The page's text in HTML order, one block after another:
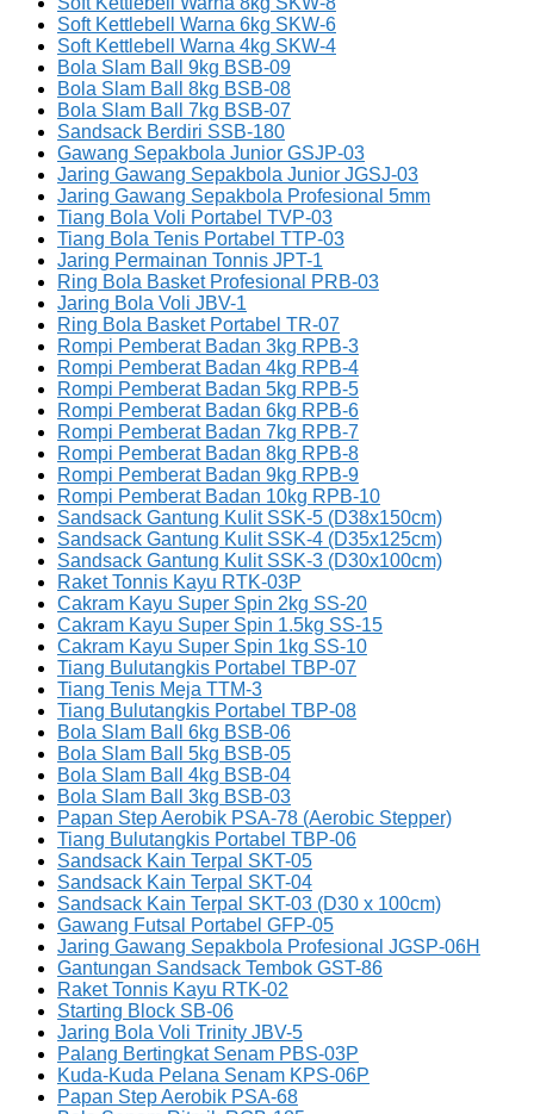
Soft Kettlebell Warna 6kg SKW-6
Soft Kettlebell Warna 4kg SKW-4
Bola Slam Ball 9kg BSB-09
Bola Slam Ball 8kg BSB-08
Bola Slam Ball 7kg BSB-07
Sandsack Berdiri SSB-180
Gawang Sepakbola Junior GSJP-03
Jaring Gawang Sepakbola Junior JGSJ-03
Jaring Gawang Sepakbola Profesional 5mm
Tiang Bola Voli Portabel TVP-03
Tiang Bola Tenis Portabel TTP-03
Jaring Permainan Tonnis JPT-1
Ring Bola Basket Profesional PRB-03
Jaring Bola Voli JBV-1
Ring Bola Basket Portabel TR-07
Rompi Pemberat Badan 3kg RPB-3
Rompi Pemberat Badan 4kg RPB-4
Rompi Pemberat Badan 5kg RPB-5
Rompi Pemberat Badan 6kg RPB-6
Rompi Pemberat Badan 7kg RPB-7
Rompi Pemberat Badan 8kg RPB-8
Rompi Pemberat Badan 9kg RPB-9
Rompi Pemberat Badan 10kg RPB-10
Sandsack Gantung Kulit SSK-5 (D38x150cm)
Sandsack Gantung Kulit SSK-4 (D35x125cm)
Sandsack Gantung Kulit SSK-3 (D30x100cm)
Raket Tonnis Kayu RTK-03P
Cakram Kayu Super Spin 2kg SS-20
Cakram Kayu Super Spin 1.5kg SS-15
Cakram Kayu Super Spin 1kg SS-10
Tiang Bulutangkis Portabel TBP-07
Tiang Tenis Meja TTM-3
Tiang Bulutangkis Portabel TBP-08
Bola Slam Ball 6kg BSB-06
Bola Slam Ball 5kg BSB-05
Bola Slam Ball 4kg BSB-04
Bola Slam Ball 3kg BSB-03
Papan Step Aerobik PSA-78 (Aerobic Stepper)
Tiang Bulutangkis Portabel TBP-06
Sandsack Kain Terpal SKT-05
Sandsack Kain Terpal SKT-04
Sandsack Kain Terpal SKT-03 (D30 x 100cm)
Gawang Futsal Portabel GFP-05
Jaring Gawang Sepakbola Profesional JGSP-06H
Gantungan Sandsack Tembok GST-86
Raket Tonnis Kayu RTK-02
Starting Block SB-06
Jaring Bola Voli Trinity JBV-5
Palang Bertingkat Senam PBS-03P
Kuda-Kuda Pelana Senam KPS-06P
Papan Step Aerobik PSA-68